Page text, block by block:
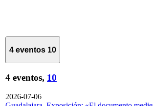
4 eventos 10
4 eventos, 10
2026-07-06